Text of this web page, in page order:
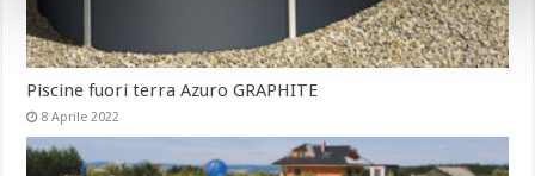
Piscine fuori terra Azuro GRAPHITE
8 Aprile 2022